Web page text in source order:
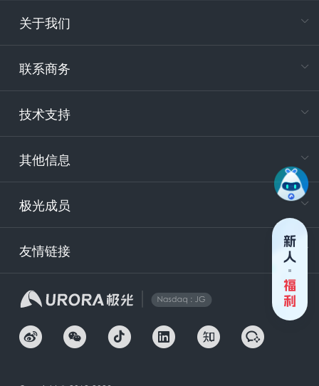
关于我们
联系商务
技术支持
其他信息
极光成员
友情链接
电
400-
技
安
企